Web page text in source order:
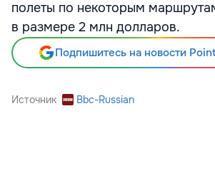
полеты по некоторым
в размере 2 млн долларов.
Подпишитесь на новости
Источник Bbc-Russian